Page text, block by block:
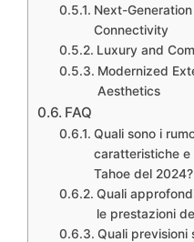
Next-
Connectivity
Luxury and
Modernized
Aesthetics
FAQ
Quali sono i
caratteristiche e
Tahoe del 2024?
Quali
le prestazioni
Quali previsioni